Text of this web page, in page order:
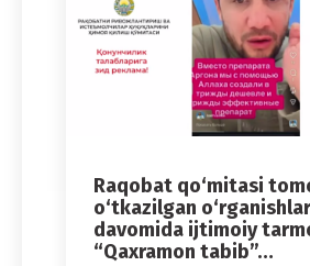
Raqobat qo‘mitasi
o‘tkazilgan o‘rganishlar
davomida ijtimoiy
“Qaxramon tabib”…